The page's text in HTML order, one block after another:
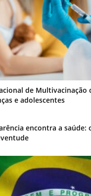
de Multivacinação
e adolescentes
encontra a saúde: